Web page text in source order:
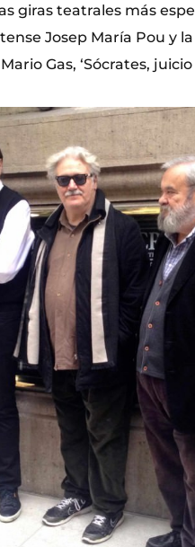
giras teatrales más
Josep María Pou y
Gas, ‘Sócrates,